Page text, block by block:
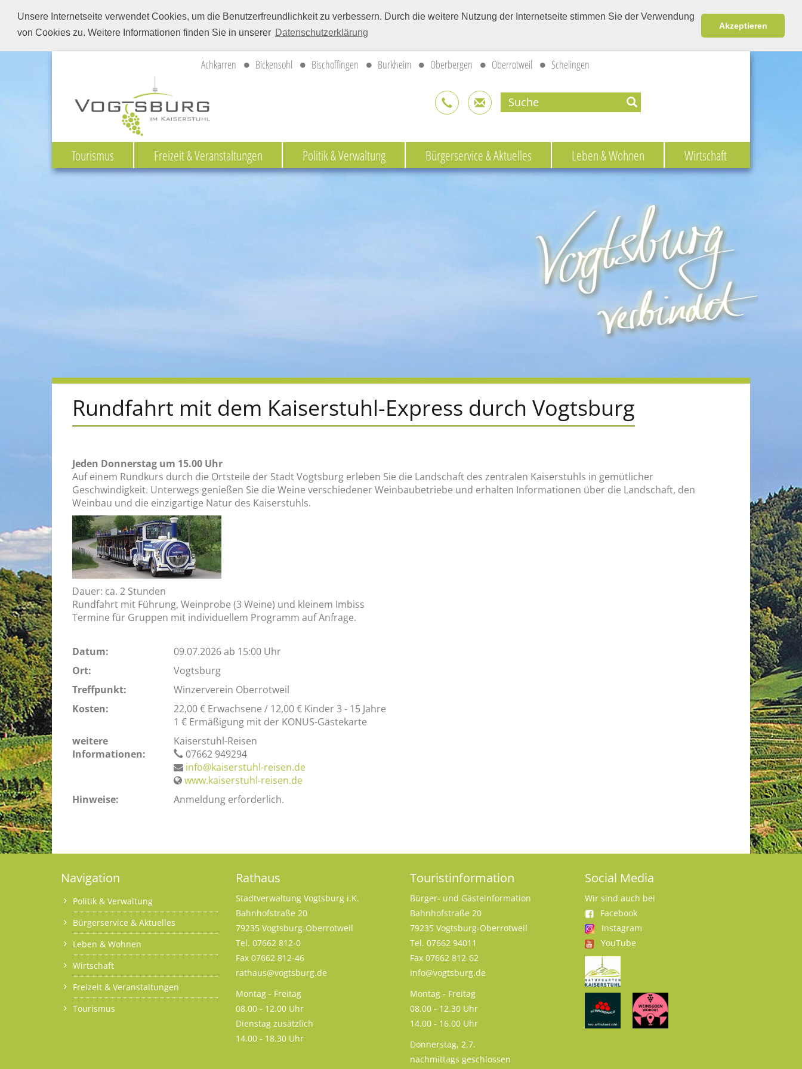
Unsere Internetseite verwendet Cookies, um die Benutzerfreundlichkeit zu verbessern. Durch die weitere Nutzung der Internetseite stimmen Sie der Verwendung
von Cookies zu. Weitere Informationen finden Sie in unserer Datenschutzerklärung
Akzeptieren
Achkarren Bickensohl Bischoffingen Burkheim Oberbergen Oberrotweil Schelingen
Tourismus Freizeit & Veranstaltungen Politik & Verwaltung Bürgerservice & Aktuelles Leben & Wohnen Wirtschaft
Rundfahrt mit dem Kaiserstuhl-Express durch Vogtsburg
Jeden Donnerstag um 15.00 Uhr
Auf einem Rundkurs durch die Ortsteile der Stadt Vogtsburg erleben Sie die Landschaft des zentralen Kaiserstuhls in gemütlicher
Geschwindigkeit. Unterwegs genießen Sie die Weine verschiedener Weinbaubetriebe und erhalten Informationen über die Landschaft, den
Weinbau und die einzigartige Natur des Kaiserstuhls.
Dauer: ca. 2 Stunden
Rundfahrt mit Führung, Weinprobe (3 Weine) und kleinem Imbiss
Termine für Gruppen mit individuellem Programm auf Anfrage.
Datum:
09.07.2026 ab 15:00 Uhr
Ort:
Vogtsburg
Treffpunkt:
Winzerverein Oberrotweil
Kosten:
22,00 € Erwachsene / 12,00 € Kinder 3 - 15 Jahre
1 € Ermäßigung mit der KONUS-Gästekarte
weitere
Informationen:
Kaiserstuhl-Reisen
07662 949294
info@kaiserstuhl-reisen.de
www.kaiserstuhl-reisen.de
Hinweise:
Anmeldung erforderlich.
Navigation
Politik & Verwaltung
Bürgerservice & Aktuelles
Leben & Wohnen
Wirtschaft
Freizeit & Veranstaltungen
Tourismus
Rathaus
Stadtverwaltung Vogtsburg i.K.
Bahnhofstraße 20
79235 Vogtsburg-Oberrotweil
Tel. 07662 812-0
Fax 07662 812-46
rathaus@vogtsburg.de
Montag - Freitag
08.00 - 12.00 Uhr
Dienstag zusätzlich
14.00 - 18.30 Uhr
Touristinformation
Bürger- und Gästeinformation
Bahnhofstraße 20
79235 Vogtsburg-Oberrotweil
Tel. 07662 94011
Fax 07662 812-62
info@vogtsburg.de
Montag - Freitag
08.00 - 12.30 Uhr
14.00 - 16.00 Uhr
Donnerstag, 2.7.
nachmittags geschlossen
Social Media
Wir sind auch bei
Facebook
Instagram
YouTube